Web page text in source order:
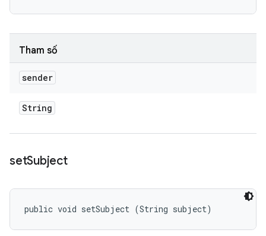
Tham số
sender
String
setSubject
public void setSubject (String subject)